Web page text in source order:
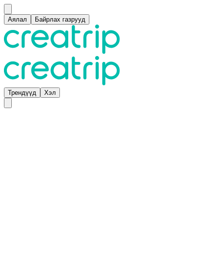
Аялал Байрлах газрууд
Трендүүд Хэл